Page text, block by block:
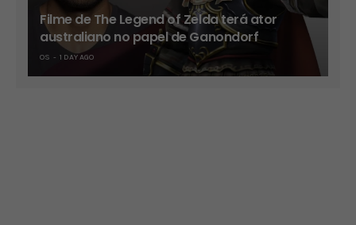
Filme de The Legend of Zelda terá ator
australiano no papel de Ganondorf
OS 1 DAY AGO